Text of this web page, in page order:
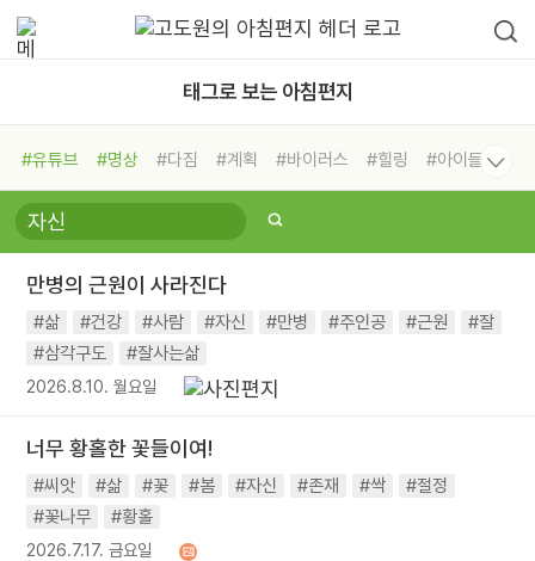
태그로 보는 아침편지
#유튜브 #명상 #다짐 #계획 #바이러스 #힐링
#아이들
#비전캠프
#독서캠프 #삶
#희망
#나눔 #친구 #링컨학교
#독서
#건강 #면역력
만병의 근원이 사라진다
#삶 #건강 #사람 #자신 #만병 #주인공 #근원
#잘
#삼각구도
#잘사는삶
2026.8.10. 월요일
너무 황홀한 꽃들이여!
#씨앗 #삶 #꽃 #봄 #자신 #존재 #싹
#절정
#꽃나무
#황홀
2026.7.17. 금요일